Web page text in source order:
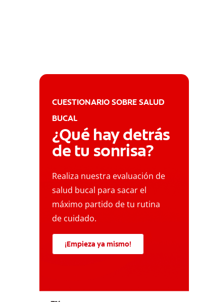
CUESTIONARIO SOBRE SALUD
BUCAL
¿Qué hay detrás
de tu sonrisa?
Realiza nuestra evaluación de
salud bucal para sacar el
máximo partido de tu rutina
de cuidado.
¡Empieza ya mismo!